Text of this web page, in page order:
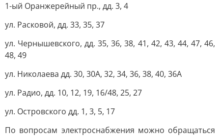
1-ый Оранжерейный пр., дд. 3, 4
ул. Расковой, дд. 33, 35, 37
ул. Чернышевского, дд. 35, 36, 38, 41, 42, 43, 44, 47, 46,
48, 49
ул. Николаева дд. 30, 30А, 32, 34, 36, 38, 40, 36А
ул. Радио, дд. 10, 12, 19, 16/48, 25, 27
ул. Островского дд. 1, 3, 5, 17
По вопросам электроснабжения можно обращаться